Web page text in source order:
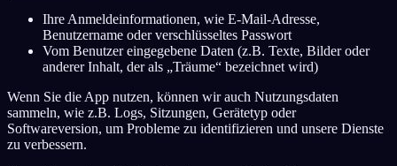
Ihre Anmeldeinformationen, wie E-Mail-Adresse,
Benutzername oder verschlüsseltes Passwort
Vom Benutzer eingegebene Daten (z.B. Texte, Bilder oder
anderer Inhalt, der als „Träume“ bezeichnet wird)
Wenn Sie die App nutzen, können wir auch Nutzungsdaten
sammeln, wie z.B. Logs, Sitzungen, Gerätetyp oder
Softwareversion, um Probleme zu identifizieren und unsere Dienste
zu verbessern.